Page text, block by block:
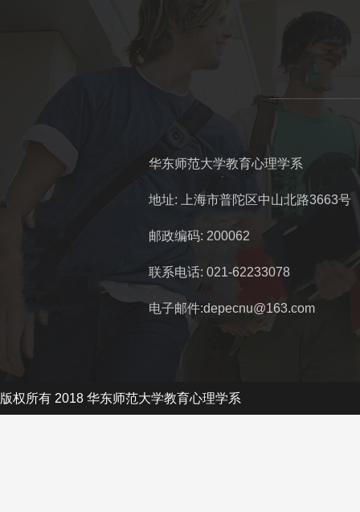
华东师范大学教育心理学系
地址: 上海市普陀区中山北路3663号
邮政编码: 200062
联系电话: 021-62233078
电子邮件:depecnu@163.com
版权所有 2018 华东师范大学教育心理学系